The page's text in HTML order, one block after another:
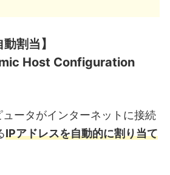
割当】
Host Configuration
ータがインターネットに接続
IPアドレスを自動的に割り当て